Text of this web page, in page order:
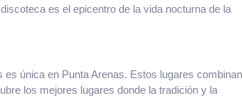
es el epicentro de la vida nocturna de la
es única en Punta Arenas. Estos lugares combinan
los mejores lugares donde la tradición y la